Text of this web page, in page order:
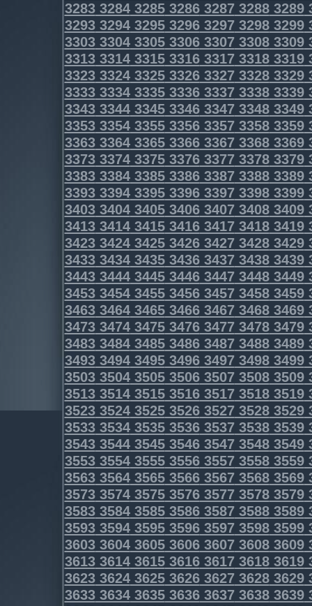
3283328432853286328732883289
3293329432953296329732983299
3303330433053306330733083309
3313331433153316331733183319
3323332433253326332733283329
3333333433353336333733383339
3343334433453346334733483349
3353335433553356335733583359
3363336433653366336733683369
3373337433753376337733783379
3383338433853386338733883389
3393339433953396339733983399
3403340434053406340734083409
3413341434153416341734183419
3423342434253426342734283429
3433343434353436343734383439
3443344434453446344734483449
3453345434553456345734583459
3463346434653466346734683469
3473347434753476347734783479
3483348434853486348734883489
3493349434953496349734983499
3503350435053506350735083509
3513351435153516351735183519
3523352435253526352735283529
3533353435353536353735383539
3543354435453546354735483549
3553355435553556355735583559
3563356435653566356735683569
3573357435753576357735783579
3583358435853586358735883589
3593359435953596359735983599
3603360436053606360736083609
3613361436153616361736183619
3623362436253626362736283629
3633363436353636363736383639